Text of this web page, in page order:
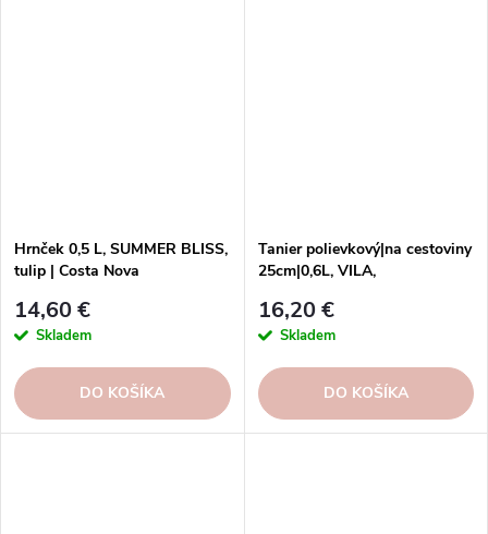
Hrnček 0,5 L, SUMMER BLISS,
tulip | Costa Nova
14,60 €
Skladem
DO KOŠÍKA
Tanier polievkový|na cestoviny
25cm|0,6L, VILA,
16,20 €
Skladem
DO KOŠÍKA